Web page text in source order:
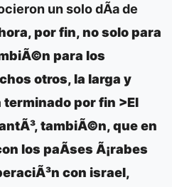
un solo dÃ­a de
por fin, no solo para
para los
otros, la larga y
por fin >El
tambiÃ©n, que en
los paÃ­ses Ã¡rabes
con israel,